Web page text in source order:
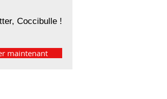
Coccibulle !
maintenant